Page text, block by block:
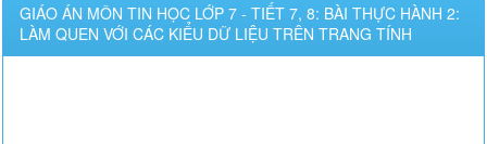
GIÁO ÁN MÔN TIN HỌC LỚP 7 - TIẾT 7, 8: BÀI THỰC HÀNH 2:
LÀM QUEN VỚI CÁC KIỂU DỮ LIỆU TRÊN TRANG TÍNH